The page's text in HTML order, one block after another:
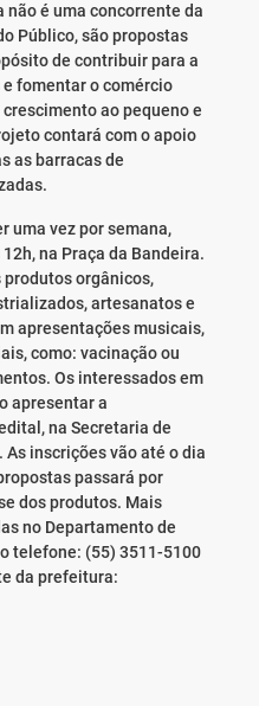
não é uma concorrente da
Público, são propostas
de contribuir para a
fomentar o comércio
ao pequeno e
contará com o apoio
as barracas de
uma vez por semana,
na Praça da Bandeira.
orgânicos,
artesanatos e
apresentações musicais,
como: vacinação ou
Os interessados em
apresentar a
na Secretaria de
inscrições vão até o dia
passará por
dos produtos. Mais
no Departamento de
telefone: (55) 3511-5100
da prefeitura: